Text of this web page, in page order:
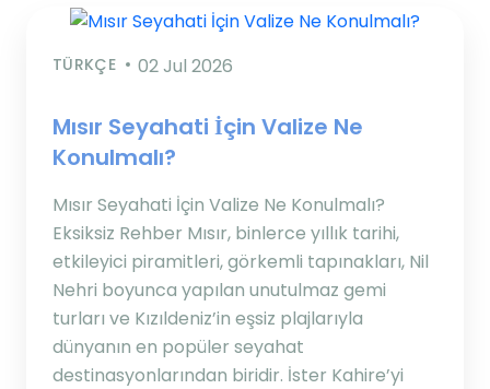
TÜRKÇE 02 Jul 2026
Mısır Seyahati İçin Valize Ne
Konulmalı?
Mısır Seyahati İçin Valize Ne Konulmalı?
Eksiksiz Rehber Mısır, binlerce yıllık tarihi,
etkileyici piramitleri, görkemli tapınakları, Nil
Nehri boyunca yapılan unutulmaz gemi
turları ve Kızıldeniz’in eşsiz plajlarıyla
dünyanın en popüler seyahat
destinasyonlarından biridir. İster Kahire’yi